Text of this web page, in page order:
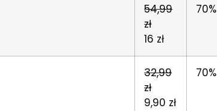
54,99
zł
16 zł
70%
32,99
zł
9,90 zł
70%